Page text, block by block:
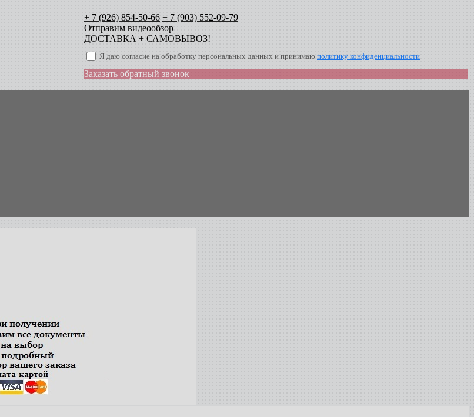
+ 7 (926) 854-50-66 + 7 (903) 552-09-79
Отправим видеообзор
ДОСТАВКА + САМОВЫВОЗ!
Я даю согласие на обработку персональных данных и принимаю политику конфиденциальности
Заказать обратный звонок